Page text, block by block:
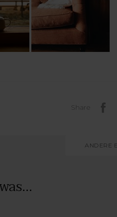
Share
ANDERE